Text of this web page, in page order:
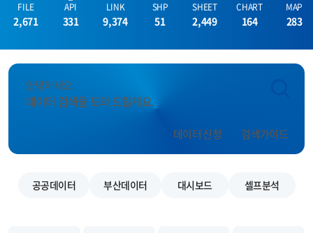
FILE
2,671
API
331
LINK
9,374
SHP
51
SHEET
2,449
CHART
164
MAP
283
안녕하세요.
데이터 검색을 도와 드릴게요.
데이터 신청 검색가이드
공공데이터 부산데이터 대시보드 셀프분석